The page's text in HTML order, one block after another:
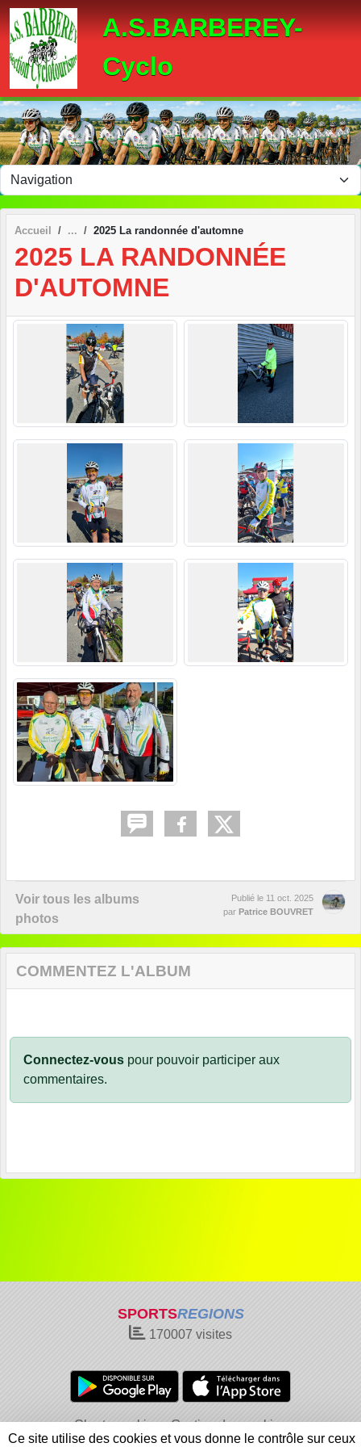
A.S.BARBEREY-
Cyclo
Accueil 2025 La randonnée d'automne
2025 LA RANDONNÉE
D'AUTOMNE
Voir tous les albums
photos
Publié le 11 oct. 2025
par Patrice BOUVRET
COMMENTEZ L'ALBUM
Connectez-vous pour pouvoir participer aux
commentaires.
SPORTSREGIONS
170007 visites
Charte cookies
Gestion des cookies
Informations légales
Signaler un contenu inapproprié
Panneau de gestion des cookies
Ce site utilise des cookies et vous donne le contrôle sur ceux